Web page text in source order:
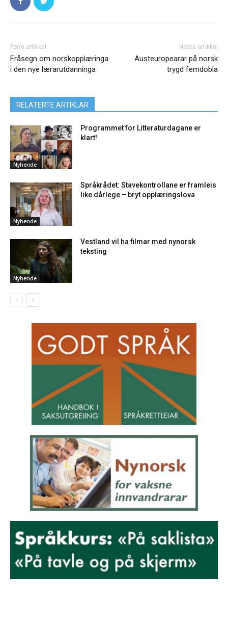
Førre artikkel
Fråsegn om norskopplæringa
i den nye lærarutdanninga
Neste artikkel
Austeuropearar på norsk
trygd femdobla
RELATERTE ARTIKLAR
Nyhende
Programmet for Litteraturdagane er
klart!
Nyhende
Språkrådet: Stavekontrollane er framleis
like dårlege – bryt opplæringslova
Nyhende
Vestland vil ha filmar med nynorsk
teksting